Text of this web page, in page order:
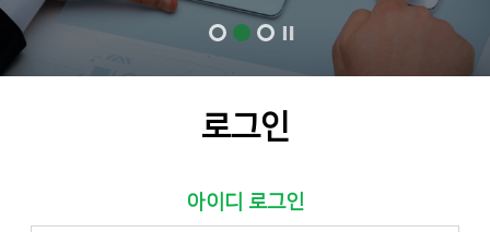
로그인
아이디 로그인